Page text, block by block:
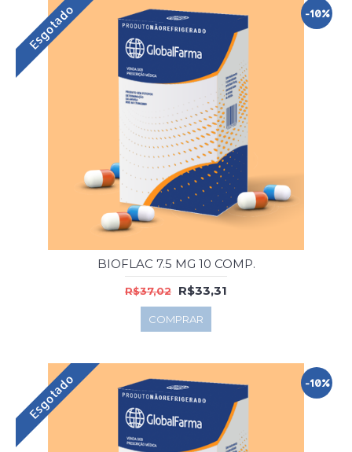
-10%
Esgotado
BIOFLAC 7.5 MG 10 COMP.
R$37,02 R$33,31
COMPRAR
-10%
Esgotado